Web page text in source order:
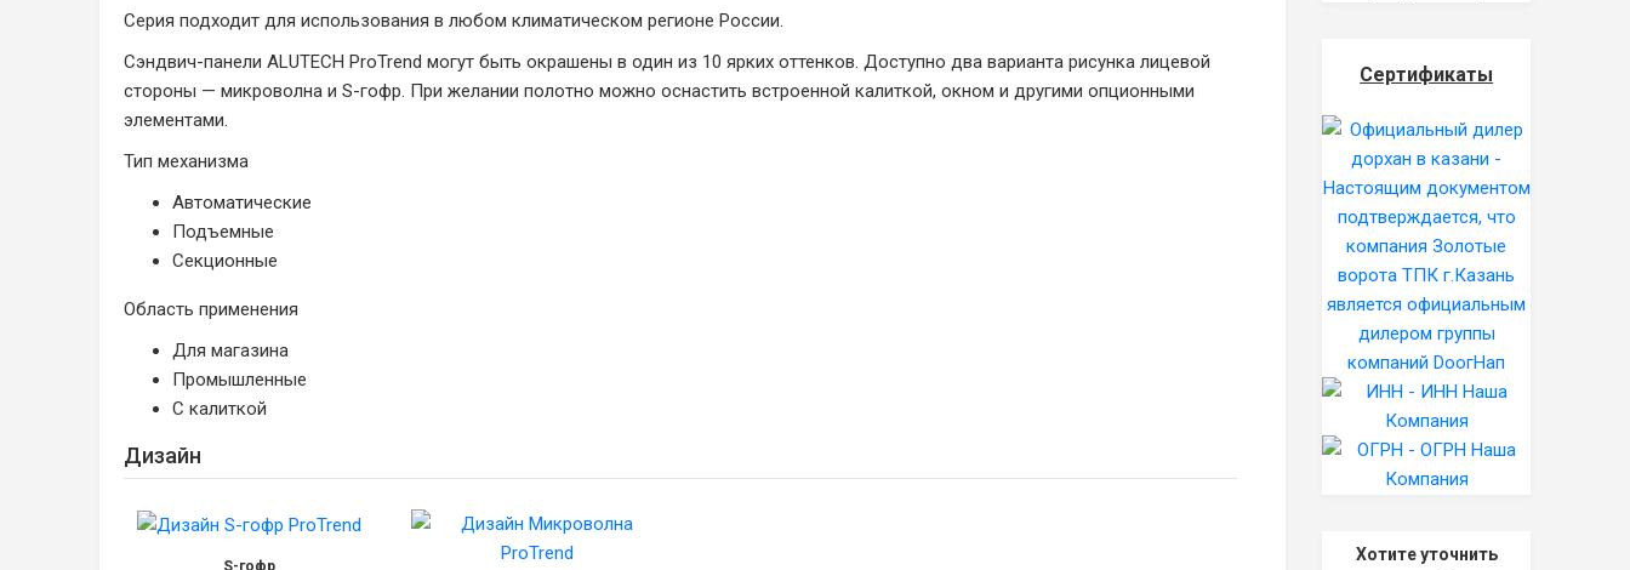
Серия подходит для использования в любом климатическом регионе России.
Сэндвич-панели ALUTECH ProTrend могут быть окрашены в один из 10 ярких оттенков. Доступно два варианта рисунка лицевой
стороны — микроволна и S-гофр. При желании полотно можно оснастить встроенной калиткой, окном и другими опционными
элементами.
Тип механизма
Автоматические
Подъемные
Секционные
Область применения
Для магазина
Промышленные
С калиткой
Дизайн
Сертификаты
Хотите уточнить